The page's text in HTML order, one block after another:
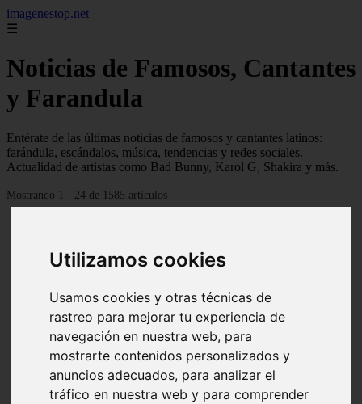
Utilizamos cookies
Usamos cookies y otras técnicas de
rastreo para mejorar tu experiencia de
navegación en nuestra web, para
mostrarte contenidos personalizados y
anuncios adecuados, para analizar el
tráfico en nuestra web y para comprender
imagenestop.net
☰
Noticias de Famosos, Cantantes
y Farandula
Entérate de las últimas noticias de famosos y cantantes latinos:
farándula, escándalos, música, tendencias y redes sociales.
Actualidad de artistas como Bad Bunny, Karol G, Shakira y más.
Mostrando 1 - 24 de 1585 artículos